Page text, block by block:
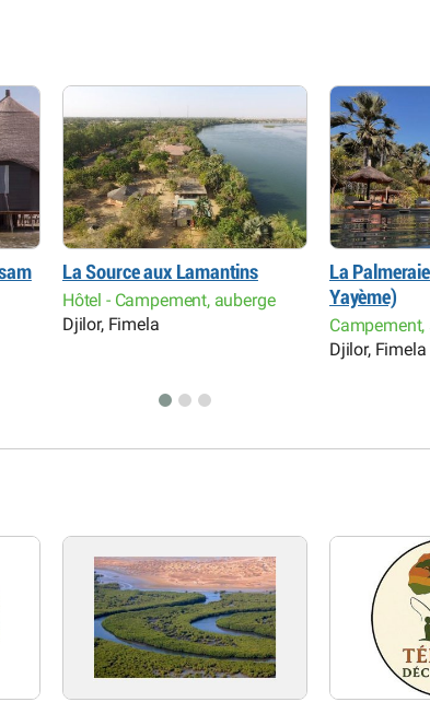
La Source aux Lamantins
Hôtel - Campement, auberge
Djilor, Fimela
La
Yayème)
Campement,
Djilor, Fimela